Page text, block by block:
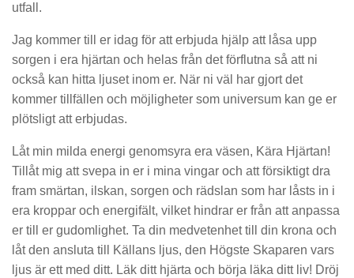
utfall.
Jag kommer till er idag för att erbjuda hjälp att låsa upp
sorgen i era hjärtan och helas från det förflutna så att ni
också kan hitta ljuset inom er. När ni väl har gjort det
kommer tillfällen och möjligheter som universum kan ge er
plötsligt att erbjudas.
Låt min milda energi genomsyra era väsen, Kära Hjärtan!
Tillåt mig att svepa in er i mina vingar och att försiktigt dra
fram smärtan, ilskan, sorgen och rädslan som har låsts in i
era kroppar och energifält, vilket hindrar er från att anpassa
er till er gudomlighet. Ta din medvetenhet till din krona och
låt den ansluta till Källans ljus, den Högste Skaparen vars
ljus är ett med ditt. Läk ditt hjärta och börja läka ditt liv! Dröj